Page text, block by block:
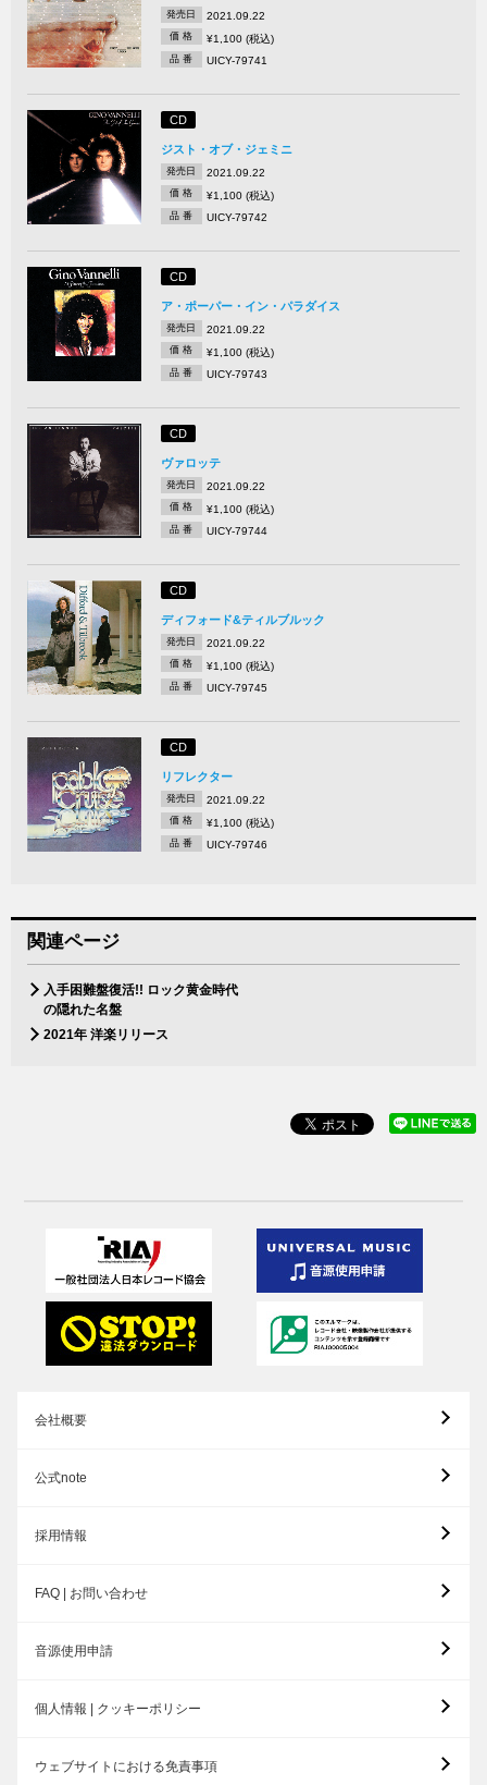
発売日 2021.09.22
価 格 ¥1,100 (税込)
品 番 UICY-79741
CD
ジスト・オブ・ジェミニ
発売日 2021.09.22
価 格 ¥1,100 (税込)
品 番 UICY-79742
CD
ア・ポーパー・イン・パラダイス
発売日 2021.09.22
価 格 ¥1,100 (税込)
品 番 UICY-79743
CD
ヴァロッテ
発売日 2021.09.22
価 格 ¥1,100 (税込)
品 番 UICY-79744
CD
ディフォード&ティルブルック
発売日 2021.09.22
価 格 ¥1,100 (税込)
品 番 UICY-79745
CD
リフレクター
発売日 2021.09.22
価 格 ¥1,100 (税込)
品 番 UICY-79746
関連ページ
入手困難盤復活!! ロック黄金時代
の隠れた名盤
2021年 洋楽リリース
会社概要
公式note
採用情報
FAQ | お問い合わせ
音源使用申請
個人情報 | クッキーポリシー
ウェブサイトにおける免責事項